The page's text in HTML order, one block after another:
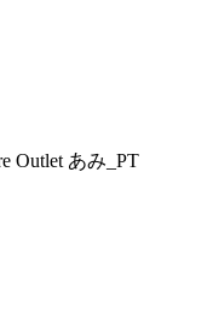
Outlet あみ_PT